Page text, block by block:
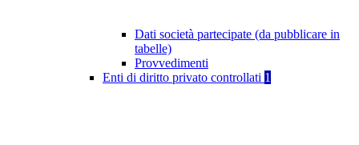
Dati società partecipate (da pubblicare in
tabelle)
Provvedimenti
Enti di diritto privato controllati 1